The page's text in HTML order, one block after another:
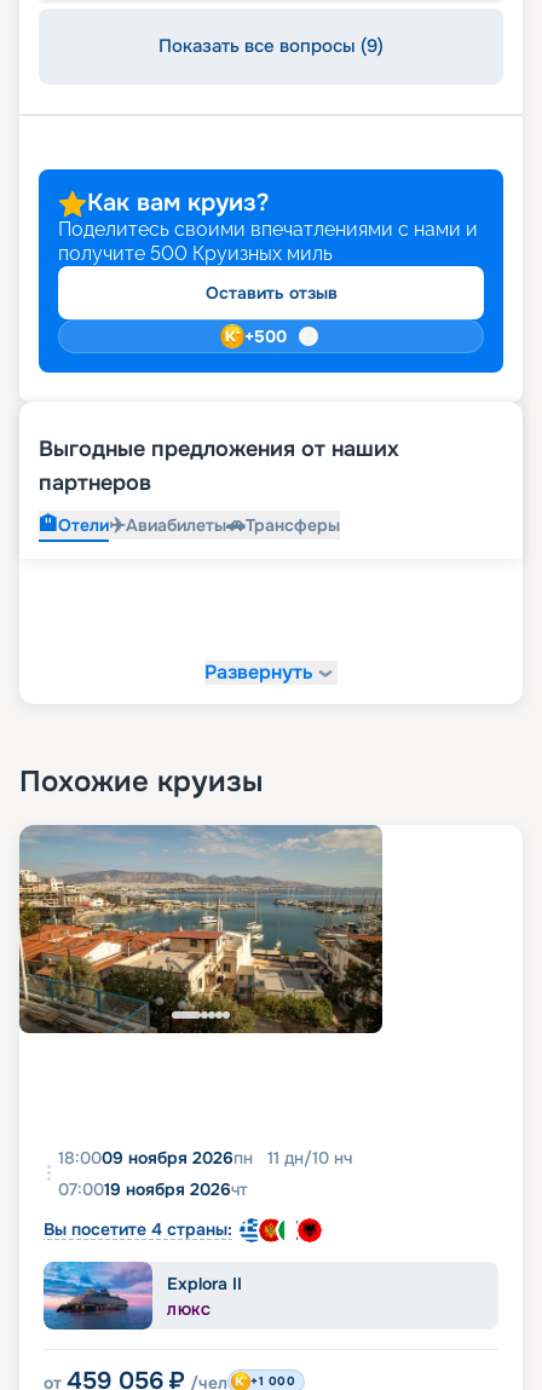
Показать все вопросы (9)
Как вам круиз?
Поделитесь своими впечатлениями с нами и
получите 500 Круизных миль
Оставить отзыв
+500
Выгодные предложения от наших
партнеров
🏨Отели✈️Авиабилеты🚗Трансферы
Развернуть
Похожие круизы
18:0009 ноября 2026пн 11 дн/10 нч
07:0019 ноября 2026чт
Вы посетите 4 страны:
Explora II
ЛЮКС
от 459 056 ₽ /чел +1 000